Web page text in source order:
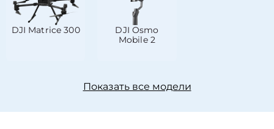
DJI Matrice 300
DJI Osmo
Mobile 2
Показать все модели